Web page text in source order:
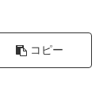
コピー